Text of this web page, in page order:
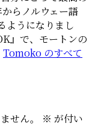
らノルウェー語
ようになりまし
』で、モートンの
Tomoko のすべて
せん。 ※ が付い